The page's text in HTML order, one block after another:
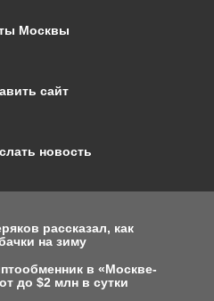
Москвы
сайт
новость
рассказал, как
на зиму
в «Москве-
до $2 млн в сутки